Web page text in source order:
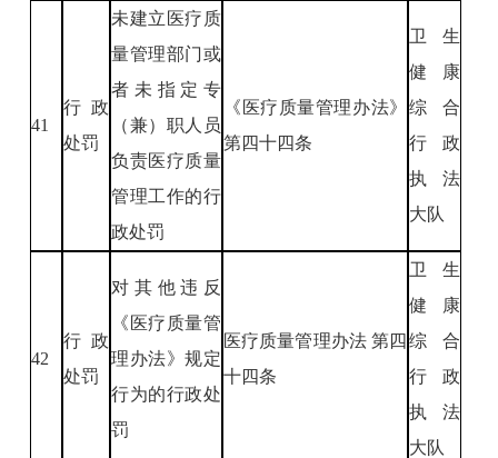
41
行政
处罚
未建立医疗质
量管理部门或
者未指定专
（兼）职人员
负责医疗质量
管理工作的行
政处罚
《医疗质量管理办法》
第四十四条
卫生
健康
综合
行政
执法
大队
42
行政
处罚
对其他违反
《医疗质量管
理办法》规定
行为的行政处
罚
医疗质量管理办法 第四
十四条
卫生
健康
综合
行政
执法
大队